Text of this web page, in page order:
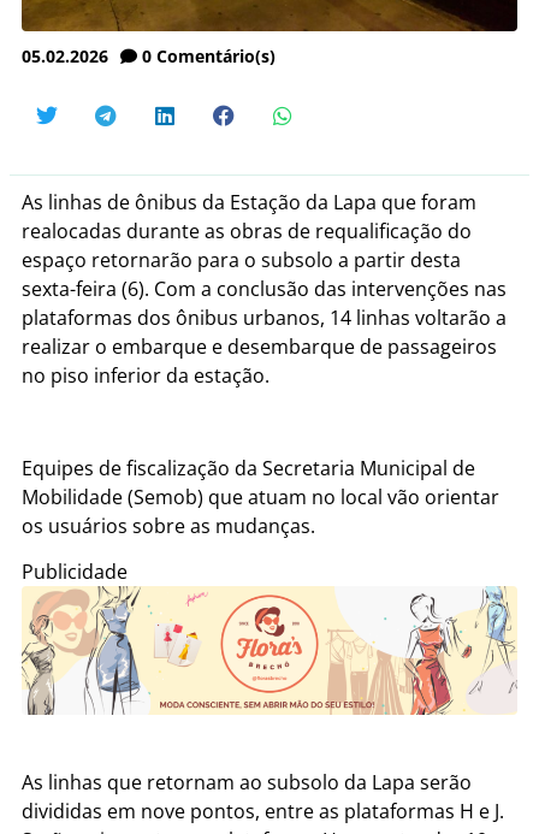
05.02.2026 0 Comentário(s)
As linhas de ônibus da Estação da Lapa que foram
realocadas durante as obras de requalificação do
espaço retornarão para o subsolo a partir desta
sexta-feira (6). Com a conclusão das intervenções nas
plataformas dos ônibus urbanos, 14 linhas voltarão a
realizar o embarque e desembarque de passageiros
no piso inferior da estação.
Equipes de fiscalização da Secretaria Municipal de
Mobilidade (Semob) que atuam no local vão orientar
os usuários sobre as mudanças.
Publicidade
As linhas que retornam ao subsolo da Lapa serão
divididas em nove pontos, entre as plataformas H e J.